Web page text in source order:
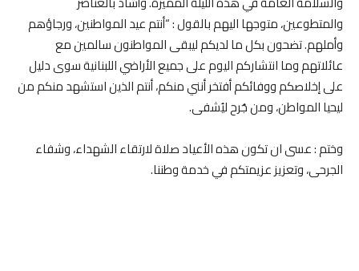
والمتطوعين، متوجها اليهم بالقول : “أنتم عيد المواطنين، ورجاؤهم
وأملهم. تضحون بكل ما لديكم ليبقى المواطنون سالمين مع
عائلاتهم وما انتشاركم اليوم على جميع الأراضي اللبنانية سوى دليل
على إخلاصكم ووفائكم أفتخر أنني منكم، أنتم الذين استشهد منكم من
ليحيا المواطن، ومن جُرح ليُشفى.
وختم : عسى ان تكون هذه الأعياد صلاة لارتقاء الشهداء، وشفاء
الجرحى، وتعزيز عزيمتكم في خدمة وطننا.